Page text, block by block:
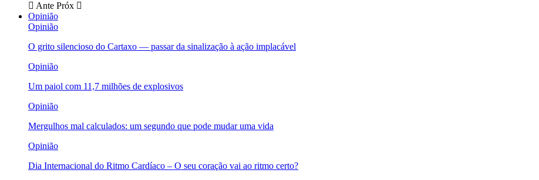
Ante Próx
Opinião
Opinião
O grito silencioso do Cartaxo — passar da sinalização à ação implacável
Opinião
Um paiol com 11,7 milhões de explosivos
Opinião
Mergulhos mal calculados: um segundo que pode mudar uma vida
Opinião
Dia Internacional do Ritmo Cardíaco – O seu coração vai ao ritmo certo?